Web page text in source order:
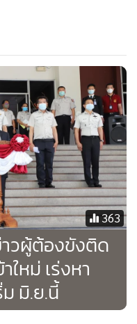
ะอนาคต ซึ่งเป็นความ
ราชทัณฑ์เป็นอย่างมาก
เชื้อถูกจำกัด ในเรื่อง
จำนวนผู้ต้องขังที่มีอยู่มาก
หน้าที่เข้ามาดูแลจะ
รรมและกรมราชทัณฑ์ จะ
พิเศษ เช่น การติดกำไล
สิ่งแวดล้อม และข้อเท็จ
กำหนดนโยบายการพัก
ห้กรมราชทัณฑ์ กระทรวง
น ตลอดจนสิทธิขั้นพื้นฐาน
คน หัวหนึ่ง 5,000 บาท
ซีนกับผู้ต้องขัง 300,000
363
วผู้ต้องขังติด
ใหม่ เร่งหา
มิ.ย.นี้